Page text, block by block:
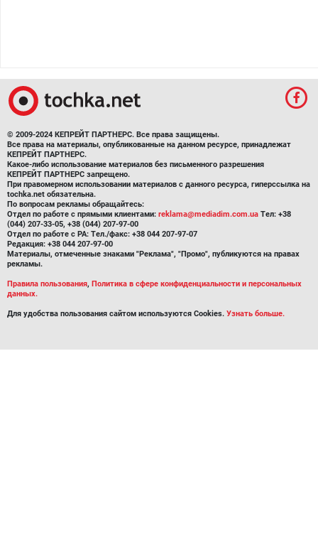
© 2009-2024 КЕПРЕЙТ ПАРТНЕРС. Все права защищены.
Все права на материалы, опубликованные на данном ресурсе, принадлежат
КЕПРЕЙТ ПАРТНЕРС.
Какое-либо использование материалов без письменного разрешения
КЕПРЕЙТ ПАРТНЕРС запрещено.
При правомерном использовании материалов с данного ресурса, гиперссылка на
tochka.net обязательна.
По вопросам рекламы обращайтесь:
Отдел по работе с прямыми клиентами: reklama@mediadim.com.ua Тел: +38
(044) 207-33-05, +38 (044) 207-97-00
Отдел по работе с РА: Тел./факс: +38 044 207-97-07
Редакция: +38 044 207-97-00
Материалы, отмеченные знаками "Реклама", "Промо", публикуются на правах
рекламы.
Правила пользования, Политика в сфере конфиденциальности и персональных
данных.
Для удобства пользования сайтом используются Cookies. Узнать больше.